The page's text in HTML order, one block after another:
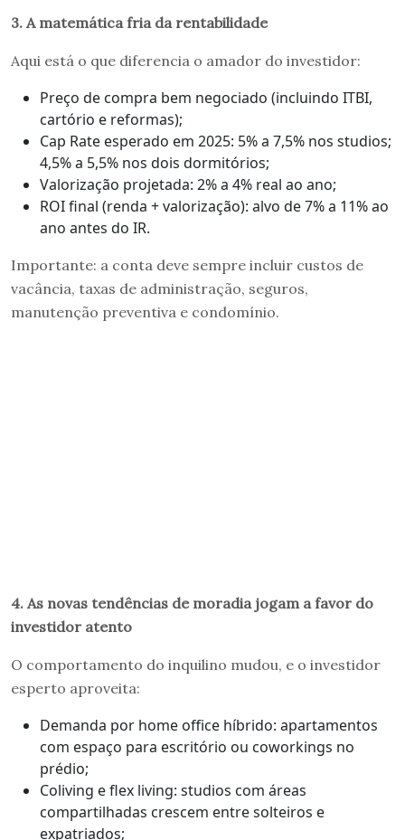
3. A matemática fria da rentabilidade
Aqui está o que diferencia o amador do investidor:
Preço de compra bem negociado (incluindo ITBI,
cartório e reformas);
Cap Rate esperado em 2025: 5% a 7,5% nos studios;
4,5% a 5,5% nos dois dormitórios;
Valorização projetada: 2% a 4% real ao ano;
ROI final (renda + valorização): alvo de 7% a 11% ao
ano antes do IR.
Importante: a conta deve sempre incluir custos de
vacância, taxas de administração, seguros,
manutenção preventiva e condomínio.
4. As novas tendências de moradia jogam a favor do
investidor atento
O comportamento do inquilino mudou, e o investidor
esperto aproveita:
Demanda por home office híbrido: apartamentos
com espaço para escritório ou coworkings no
prédio;
Coliving e flex living: studios com áreas
compartilhadas crescem entre solteiros e
expatriados;